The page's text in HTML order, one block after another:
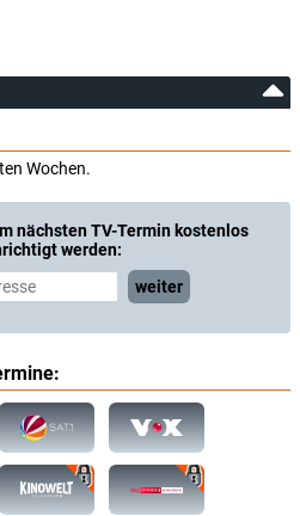
Wochen.
nächsten TV-Termin kostenlos
werden:
weiter